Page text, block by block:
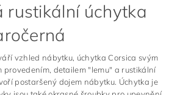
rustikální úchytka
vzhled nábytku, úchytka Corsica svým
detailem "lemu" a rustikální
postaršený dojem nábytku. Úchytka je